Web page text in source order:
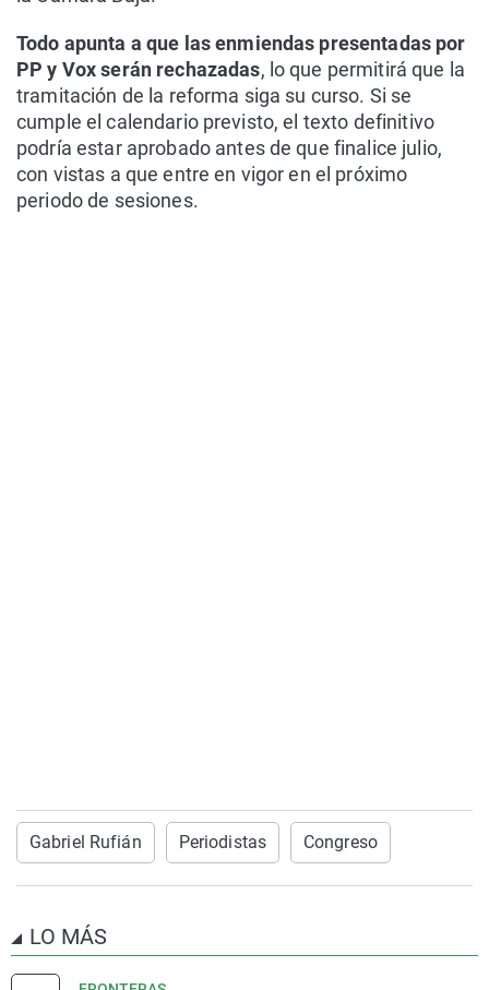
Todo apunta a que las enmiendas presentadas por
PP y Vox serán rechazadas, lo que permitirá que la
tramitación de la reforma siga su curso. Si se
cumple el calendario previsto, el texto definitivo
podría estar aprobado antes de que finalice julio,
con vistas a que entre en vigor en el próximo
periodo de sesiones.
Gabriel Rufián Periodistas Congreso
LO MÁS